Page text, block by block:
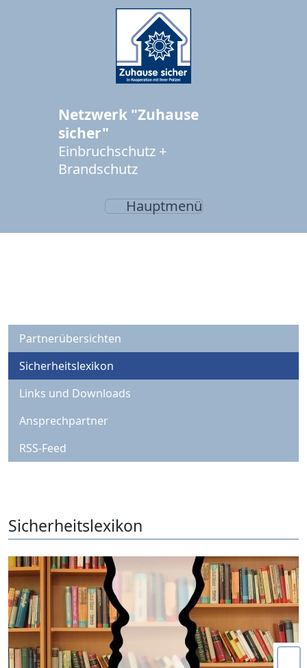
Netzwerk "Zuhause
sicher"
Einbruchschutz +
Brandschutz
Hauptmenü
Partnerübersichten
Sicherheitslexikon
Links und Downloads
Ansprechpartner
RSS-Feed
Sicherheitslexikon